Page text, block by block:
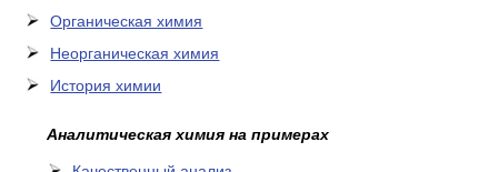
Органическая химия
Неорганическая химия
История химии
Аналитическая химия на примерах